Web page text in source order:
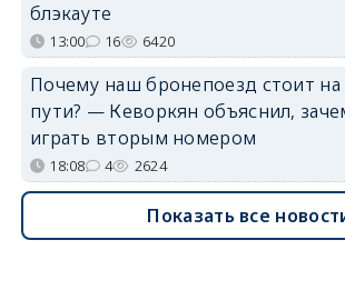
блэкауте
13:00 16 6420
Почему наш бронепоезд стоит на
пути? — Кеворкян объяснил,
играть вторым номером
18:08 4 2624
Показать все